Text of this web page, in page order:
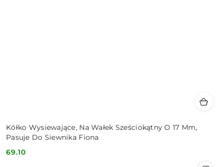
Kółko Wysiewające, Na Wałek Sześciokątny O 17 Mm,
Pasuje Do Siewnika Fiona
Cena:
69.10